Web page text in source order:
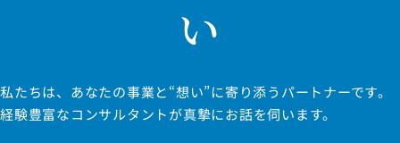
い
私たちは、あなたの事業と“想い”に寄り添うパートナーです。
経験豊富なコンサルタントが真摯にお話を伺います。